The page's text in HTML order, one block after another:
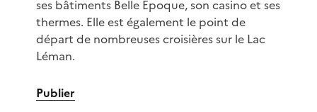
ses bâtiments Belle Époque, son casino et ses
thermes. Elle est également le point de
départ de nombreuses croisières sur le Lac
Léman.
Publier